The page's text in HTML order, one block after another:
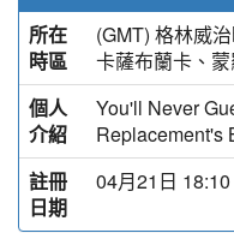
所在
時區
(GMT) 格林威
卡薩布蘭卡、
個人
介紹
You'll Never
Replacement's
註冊
日期
04月21日 18:10